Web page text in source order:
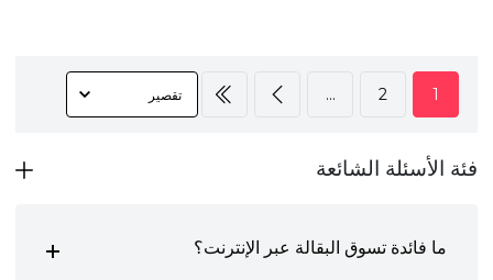
1
2
...
فئة الأسئلة الشائعة
ما فائدة تسوق البقالة عبر الإنترنت؟